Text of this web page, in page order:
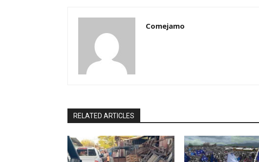
Comejamo
RELATED ARTICLES